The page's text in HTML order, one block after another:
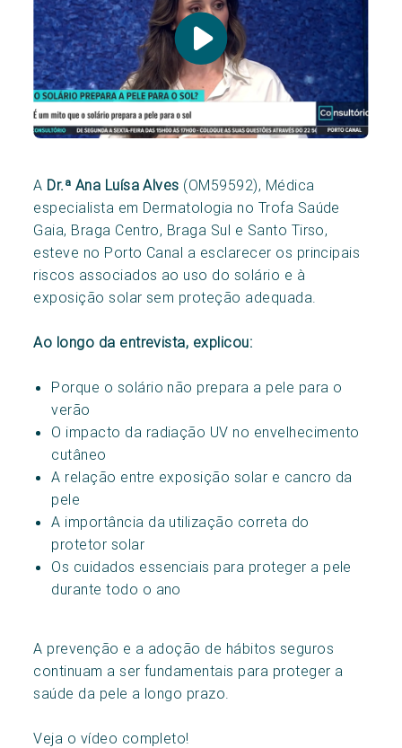
A Dr.ª Ana Luísa Alves (OM59592), Médica
especialista em Dermatologia no Trofa Saúde
Gaia, Braga Centro, Braga Sul e Santo Tirso,
esteve no Porto Canal a esclarecer os principais
riscos associados ao uso do solário e à
exposição solar sem proteção adequada.
Ao longo da entrevista, explicou:
Porque o solário não prepara a pele para o
verão
O impacto da radiação UV no envelhecimento
cutâneo
A relação entre exposição solar e cancro da
pele
A importância da utilização correta do
protetor solar
Os cuidados essenciais para proteger a pele
durante todo o ano
A prevenção e a adoção de hábitos seguros
continuam a ser fundamentais para proteger a
saúde da pele a longo prazo.
Veja o vídeo completo!